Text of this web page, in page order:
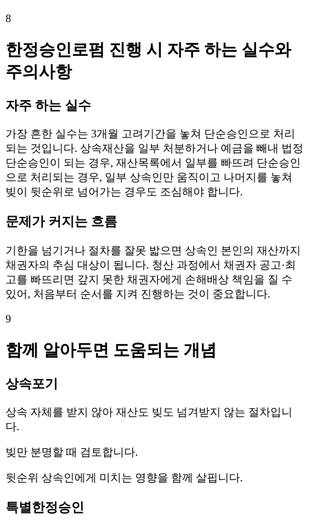
8
한정승인로펌 진행 시 자주 하는 실수와
주의사항
자주 하는 실수
가장 흔한 실수는 3개월 고려기간을 놓쳐 단순승인으로 처리
되는 것입니다. 상속재산을 일부 처분하거나 예금을 빼내 법정
단순승인이 되는 경우, 재산목록에서 일부를 빠뜨려 단순승인
으로 처리되는 경우, 일부 상속인만 움직이고 나머지를 놓쳐
빚이 뒷순위로 넘어가는 경우도 조심해야 합니다.
문제가 커지는 흐름
기한을 넘기거나 절차를 잘못 밟으면 상속인 본인의 재산까지
채권자의 추심 대상이 됩니다. 청산 과정에서 채권자 공고·최
고를 빠뜨리면 갚지 못한 채권자에게 손해배상 책임을 질 수
있어, 처음부터 순서를 지켜 진행하는 것이 중요합니다.
9
함께 알아두면 도움되는 개념
상속포기
상속 자체를 받지 않아 재산도 빚도 넘겨받지 않는 절차입니
다.
빚만 분명할 때 검토합니다.
뒷순위 상속인에게 미치는 영향을 함께 살핍니다.
특별한정승인